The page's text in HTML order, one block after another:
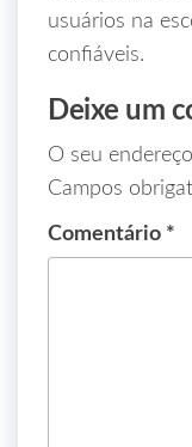
usuários na
confiáveis.
Deixe um
O seu
Campos
Comentário *